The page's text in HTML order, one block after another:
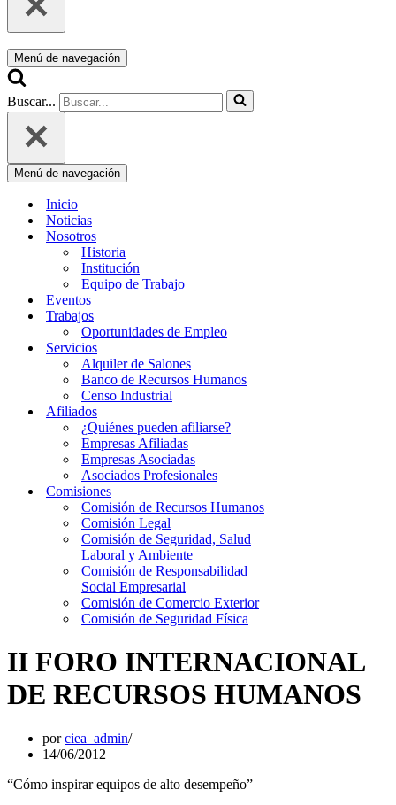
Menú de navegación
Buscar...
Menú de navegación
Inicio
Noticias
Nosotros
Historia
Institución
Equipo de Trabajo
Eventos
Trabajos
Oportunidades de Empleo
Servicios
Alquiler de Salones
Banco de Recursos Humanos
Censo Industrial
Afiliados
¿Quiénes pueden afiliarse?
Empresas Afiliadas
Empresas Asociadas
Asociados Profesionales
Comisiones
Comisión de Recursos Humanos
Comisión Legal
Comisión de Seguridad, Salud
Laboral y Ambiente
Comisión de Responsabilidad
Social Empresarial
Comisión de Comercio Exterior
Comisión de Seguridad Física
II FORO INTERNACIONAL
DE RECURSOS HUMANOS
porciea_admin
14/06/2012
“Cómo inspirar equipos de alto desempeño”